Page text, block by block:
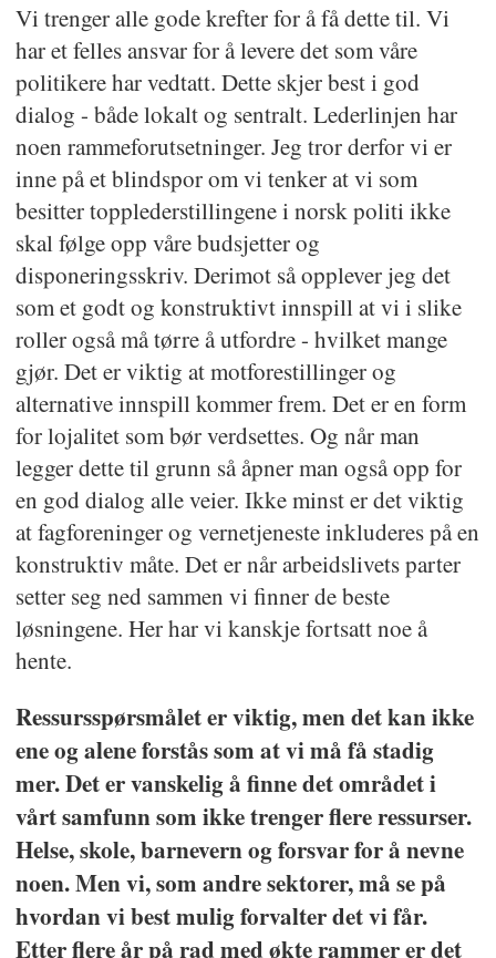
Vi trenger alle gode krefter for å få dette til. Vi
har et felles ansvar for å levere det som våre
politikere har vedtatt. Dette skjer best i god
dialog - både lokalt og sentralt. Lederlinjen har
noen rammeforutsetninger. Jeg tror derfor vi er
inne på et blindspor om vi tenker at vi som
besitter topplederstillingene i norsk politi ikke
skal følge opp våre budsjetter og
disponeringsskriv. Derimot så opplever jeg det
som et godt og konstruktivt innspill at vi i slike
roller også må tørre å utfordre - hvilket mange
gjør. Det er viktig at motforestillinger og
alternative innspill kommer frem. Det er en form
for lojalitet som bør verdsettes. Og når man
legger dette til grunn så åpner man også opp for
en god dialog alle veier. Ikke minst er det viktig
at fagforeninger og vernetjeneste inkluderes på en
konstruktiv måte. Det er når arbeidslivets parter
setter seg ned sammen vi finner de beste
løsningene. Her har vi kanskje fortsatt noe å
hente.
Ressursspørsmålet er viktig, men det kan ikke
ene og alene forstås som at vi må få stadig
mer. Det er vanskelig å finne det området i
vårt samfunn som ikke trenger flere ressurser.
Helse, skole, barnevern og forsvar for å nevne
noen. Men vi, som andre sektorer, må se på
hvordan vi best mulig forvalter det vi får.
Etter flere år på rad med økte rammer er det